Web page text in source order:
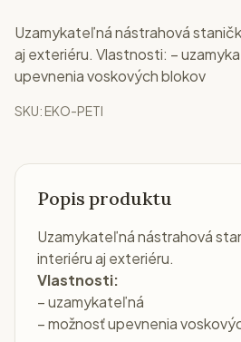
Uzamykateľná nástrahová
aj exteriéru. Vlastnosti: –
upevnenia voskových blokov
SKU: EKO-PETI
Ďalšie balenia a varianty
gramáži, objeme alebo balení, tu sú
najbližšie príbuzné varianty.
Načítavam ďalšie balenia a